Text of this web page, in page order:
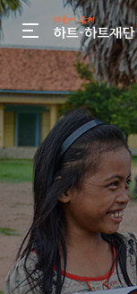
gnb menu open
인기 키워드
#정기후원#하트